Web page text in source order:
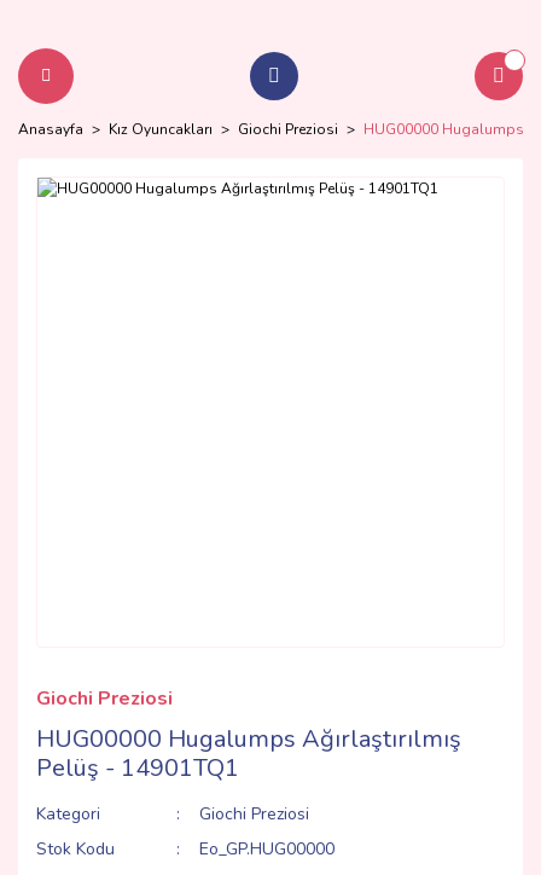
Anasayfa Kız Oyuncakları Giochi Preziosi HUG00000 Hugalumps
Giochi Preziosi
HUG00000 Hugalumps Ağırlaştırılmış
Pelüş - 14901TQ1
Kategori
Giochi Preziosi
Stok Kodu
Eo_GP.HUG00000